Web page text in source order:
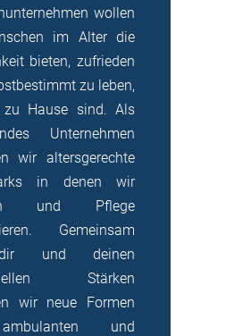
wollen
im Alter die
bieten, zufrieden
zu leben,
Hause sind. Als
Unternehmen
wir altersgerechte
in denen wir
und Pflege
Gemeinsam
und deinen
Stärken
wir neue Formen
und